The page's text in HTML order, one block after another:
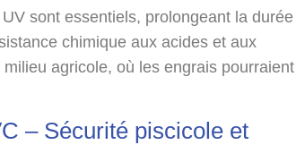
sont essentiels, prolongeant la durée
chimique aux acides et aux
agricole, où les engrais pourraient
– Sécurité piscicole et